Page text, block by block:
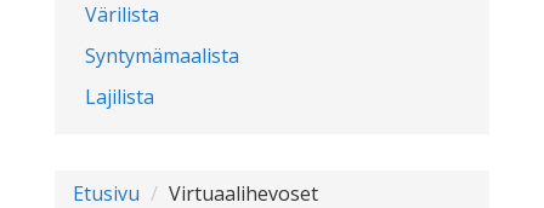
Värilista
Syntymämaalista
Lajilista
Etusivu Virtuaalihevoset